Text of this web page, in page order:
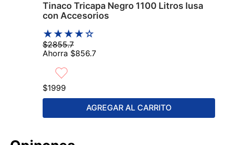
Tinaco Tricapa Negro 1100 Litros Iusa
con Accesorios
★★★★☆
$2855.7
Ahorra $856.7
$1999
AGREGAR AL CARRITO